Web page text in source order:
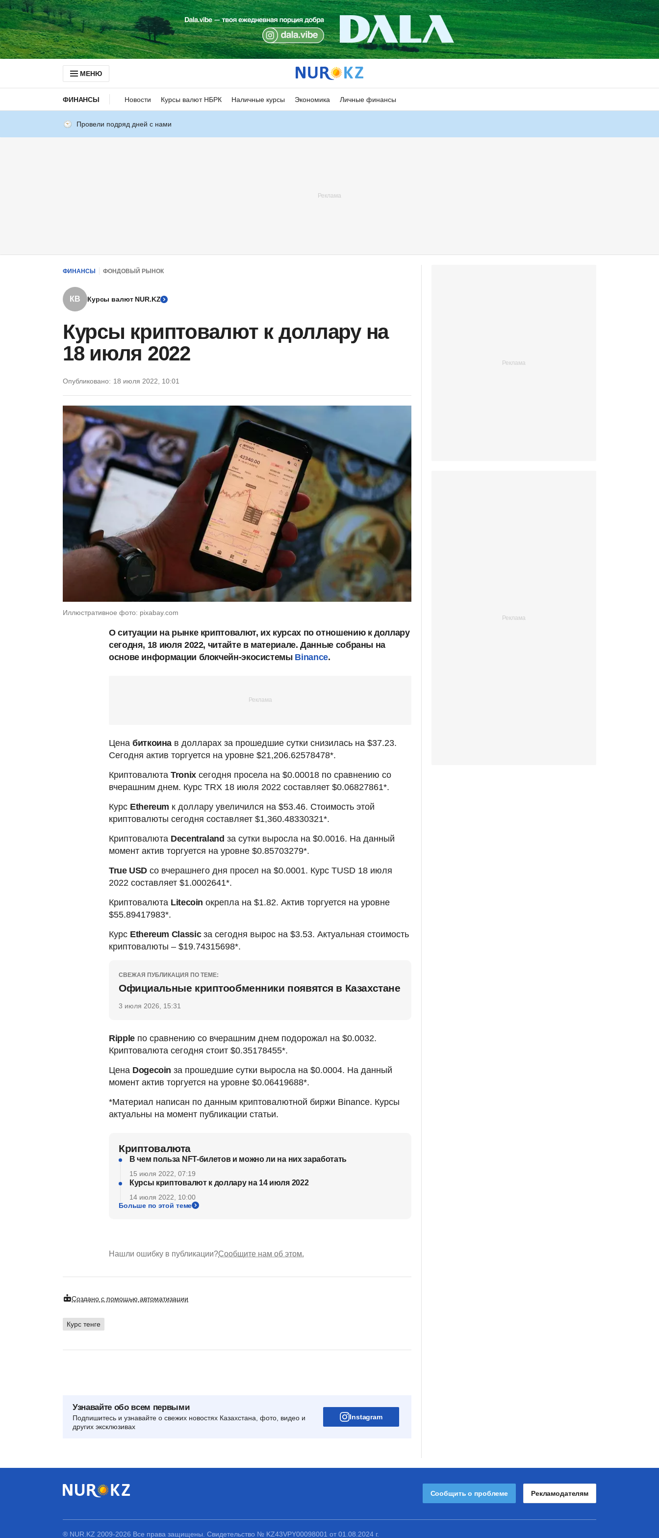
МЕНЮ
ФИНАНСЫ Новости Курсы валют НБРК Наличные курсы Экономика Личные финансы
Провели подряд дней с нами
ФИНАНСЫ ФОНДОВЫЙ РЫНОК
КВ Курсы валют NUR.KZ
Курсы криптовалют к доллару на
18 июля 2022
Опубликовано: 18 июля 2022, 10:01
Иллюстративное фото: pixabay.com
О ситуации на рынке криптовалют, их курсах по отношению к доллару
сегодня, 18 июля 2022, читайте в материале. Данные собраны на
основе информации блокчейн-экосистемы Binance.
Цена биткоина в долларах за прошедшие сутки снизилась на $37.23.
Сегодня актив торгуется на уровне $21,206.62578478*.
Криптовалюта Tronixсегодня просела на $0.00018 по сравнению со
вчерашним днем. Курс TRX 18 июля 2022 составляет $0.06827861*.
Курс Ethereum к доллару увеличился на $53.46. Стоимость этой
криптовалюты сегодня составляет $1,360.48330321*.
Криптовалюта Decentraland за сутки выросла на $0.0016. На данный
момент актив торгуется на уровне $0.85703279*.
True USD со вчерашнего дня просел на $0.0001. Курс TUSD 18 июля
2022 составляет $1.0002641*.
Криптовалюта Litecoin окрепла на $1.82. Актив торгуется на уровне
$55.89417983*.
Курс Ethereum Classicза сегодня вырос на $3.53. Актуальная стоимость
криптовалюты – $19.74315698*.
СВЕЖАЯ ПУБЛИКАЦИЯ ПО ТЕМЕ:
Официальные криптообменники появятся в Казахстане
3 июля 2026, 15:31
Rippleпо сравнению со вчерашним днем подорожал на $0.0032.
Криптовалюта сегодня стоит $0.35178455*.
Цена Dogecoin за прошедшие сутки выросла на $0.0004. На данный
момент актив торгуется на уровне $0.06419688*.
*Материал написан по данным криптовалютной биржи Binance. Курсы
актуальны на момент публикации статьи.
Криптовалюта
В чем польза NFT-билетов и можно ли на них заработать
15 июля 2022, 07:19
Курсы криптовалют к доллару на 14 июля 2022
14 июля 2022, 10:00
Больше по этой теме
Нашли ошибку в публикации?Сообщите нам об этом.
Создано с помощью автоматизации
Курс тенге
Узнавайте обо всем первыми
Подпишитесь и узнавайте о свежих новостях Казахстана, фото, видео и
других эксклюзивах
Instagram
Сообщить о проблеме Рекламодателям
® NUR.KZ 2009-2026 Все права защищены. Свидетельство № KZ43VPY00098001 от 01.08.2024 г.